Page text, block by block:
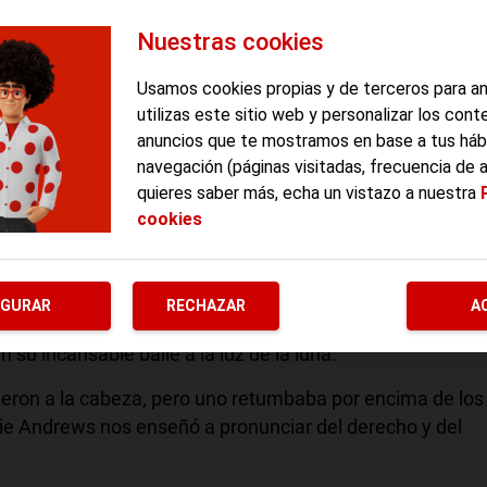
estreno de Mary Poppins. ¡Cómo pasa el tiempo!
hacia el techo tras un ataque de risa o
barrio, pensando en que algún día saltaríamos de
su incansable baile a la luz de la luna.
a la cabeza, pero uno retumbaba por encima de los
Andrews nos enseñó a pronunciar del derecho y del
Nuestras cookies
Usamos cookies propias y de terceros para
utilizas este sitio web y personalizar los
anuncios que te mostramos en base a tus
navegación (páginas visitadas, frecuencia de
quieres saber más, echa un vistazo a nuestra
cookies
RECHAZAR